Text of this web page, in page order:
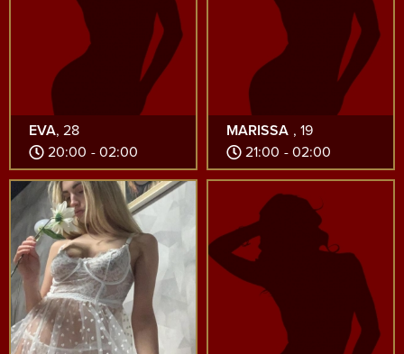
EVA, 28
20:00 - 02:00
MARISSA , 19
21:00 - 02:00